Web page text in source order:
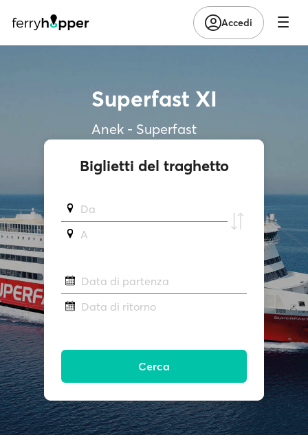
Accedi
Superfast XI
Anek - Superfast
Biglietti del traghetto
Da
A
Data di partenza
Data di ritorno
Cerca